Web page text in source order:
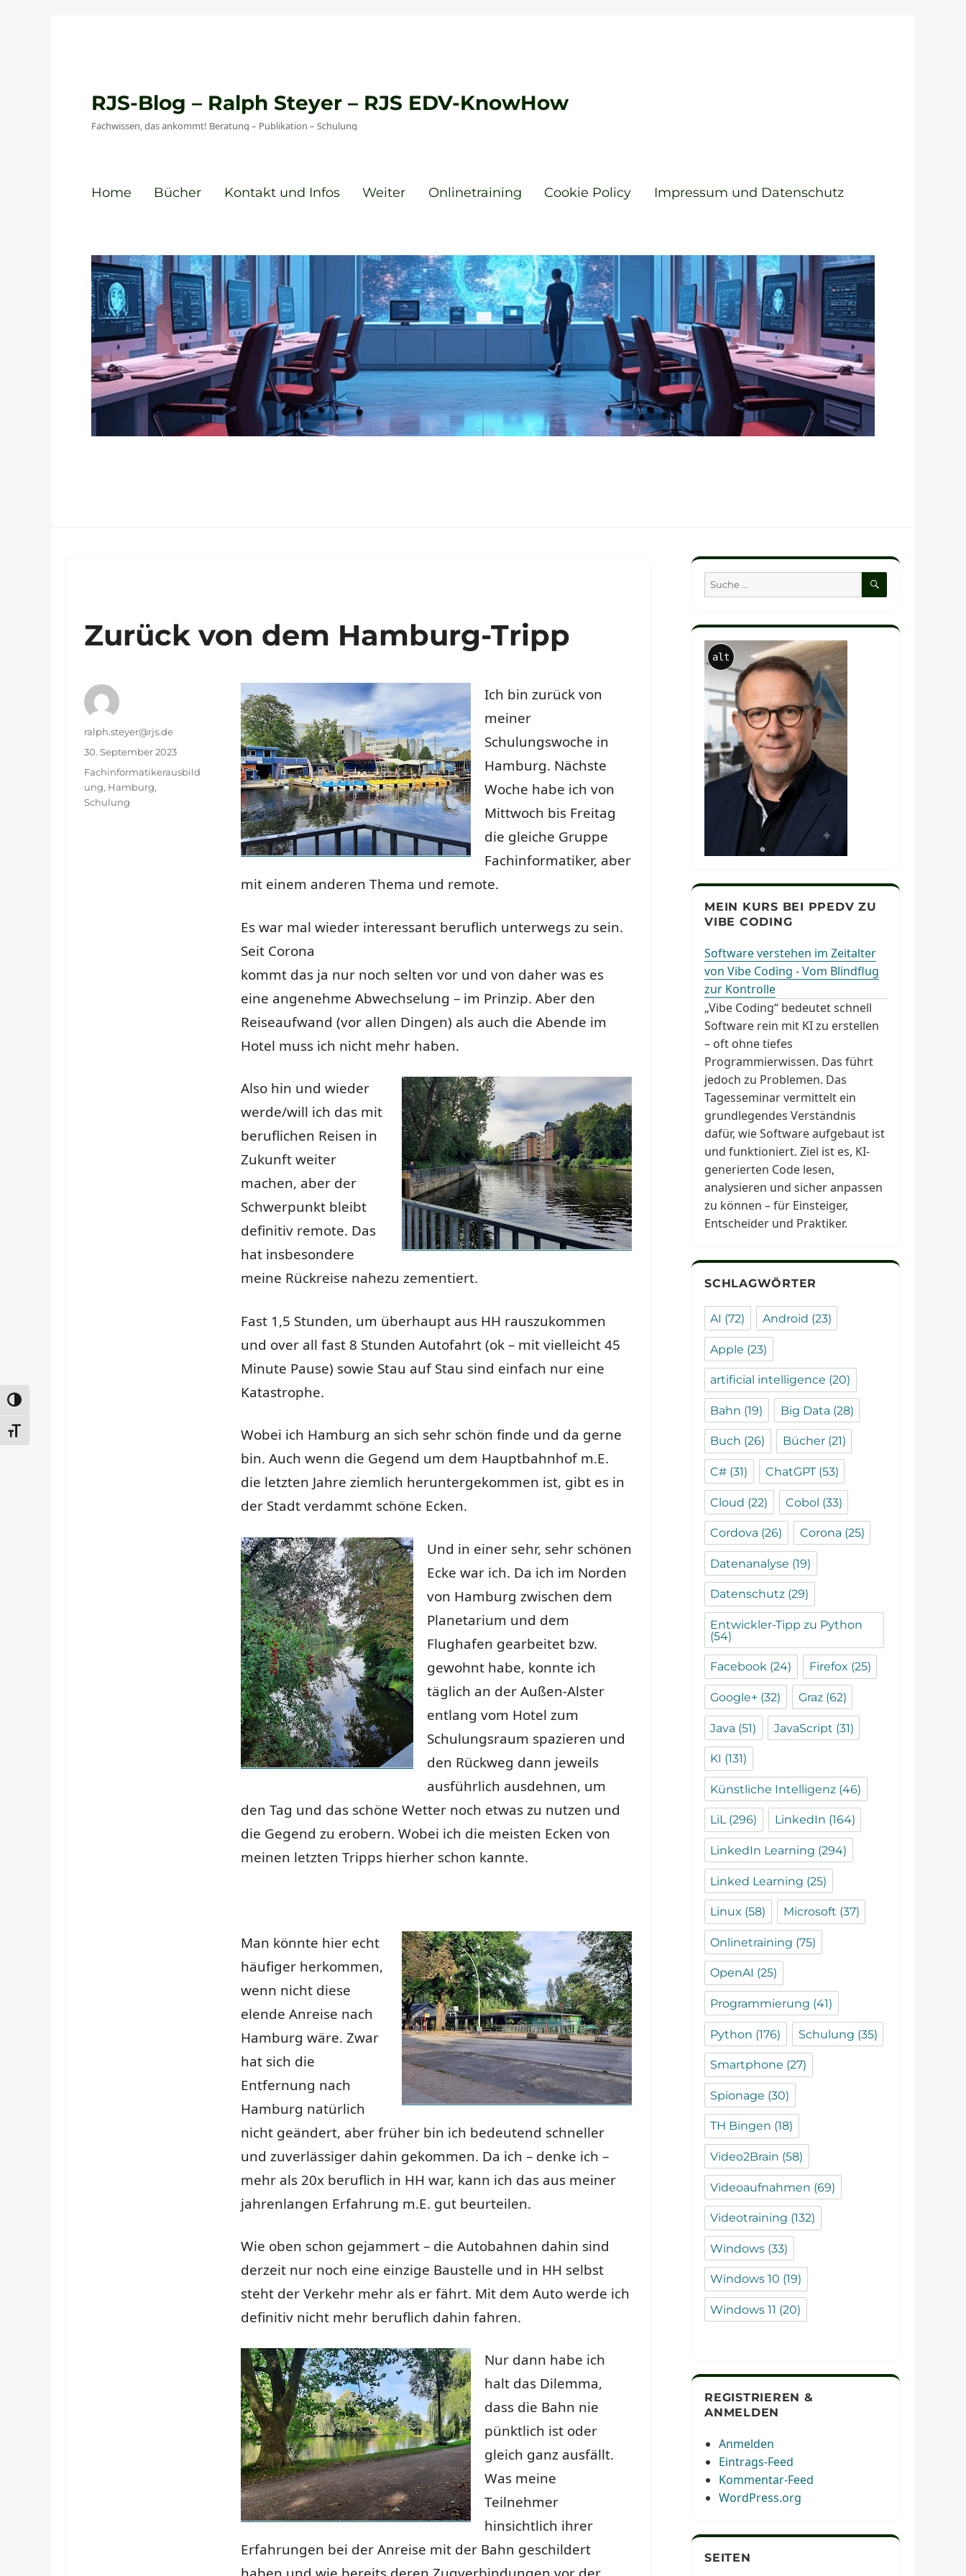
UMSCHALTEN AUF HOHE KONTRASTE
SCHRIFT VERGRÖSSERN
RJS-Blog – Ralph Steyer – RJS EDV-KnowHow
Fachwissen, das ankommt! Beratung – Publikation – Schulung
Home Bücher Kontakt und Infos Weiter Onlinetraining Cookie Policy Impressum und Datenschutz
Zurück von dem Hamburg-Tripp
Ich bin zurück von
meiner
Schulungswoche in
Hamburg. Nächste
Woche habe ich von
Mittwoch bis Freitag
die gleiche Gruppe
Fachinformatiker, aber
mit einem anderen Thema und remote.
Es war mal wieder interessant beruflich unterwegs zu sein.
Seit Corona
kommt das ja nur noch selten vor und von daher was es
eine angenehme Abwechselung – im Prinzip. Aber den
Reiseaufwand (vor allen Dingen) als auch die Abende im
Hotel muss ich nicht mehr haben.
Also hin und wieder
werde/will ich das mit
beruflichen Reisen in
Zukunft weiter
machen, aber der
Schwerpunkt bleibt
definitiv remote. Das
hat insbesondere
meine Rückreise nahezu zementiert.
Fast 1,5 Stunden, um überhaupt aus HH rauszukommen
und over all fast 8 Stunden Autofahrt (ok – mit vielleicht 45
Minute Pause) sowie Stau auf Stau sind einfach nur eine
Katastrophe.
Wobei ich Hamburg an sich sehr schön finde und da gerne
bin. Auch wenn die Gegend um dem Hauptbahnhof m.E.
die letzten Jahre ziemlich heruntergekommen ist, gibt es in
der Stadt verdammt schöne Ecken.
Und in einer sehr, sehr schönen
Ecke war ich. Da ich im Norden
von Hamburg zwischen dem
Planetarium und dem
Flughafen gearbeitet bzw.
gewohnt habe, konnte ich
täglich an der Außen-Alster
entlang vom Hotel zum
Schulungsraum spazieren und
den Rückweg dann jeweils
ausführlich ausdehnen, um
den Tag und das schöne Wetter noch etwas zu nutzen und
die Gegend zu erobern. Wobei ich die meisten Ecken von
meinen letzten Tripps hierher schon kannte.
Man könnte hier echt
häufiger herkommen,
wenn nicht diese
elende Anreise nach
Hamburg wäre. Zwar
hat sich die
Entfernung nach
Hamburg natürlich
nicht geändert, aber früher bin ich bedeutend schneller
und zuverlässiger dahin gekommen. Da ich – denke ich –
mehr als 20x beruflich in HH war, kann ich das aus meiner
jahrenlangen Erfahrung m.E. gut beurteilen.
Wie oben schon gejammert – die Autobahnen dahin sind
derzeit nur noch eine einzige Baustelle und in HH selbst
steht der Verkehr mehr als er fährt. Mit dem Auto werde ich
definitiv nicht mehr beruflich dahin fahren.
Nur dann habe ich
halt das Dilemma,
dass die Bahn nie
pünktlich ist oder
gleich ganz ausfällt.
Was meine
Teilnehmer
hinsichtlich ihrer
Erfahrungen bei der Anreise mit der Bahn geschildert
Autor
ralph.steyer@rjs.de
Veröffentlicht
am
30. September 2023
Schlagwörter
Fachinformatikerausbild
ung, Hamburg,
Schulung
Suche
nach:
SUCHEN
alt
MEIN KURS BEI PPEDV ZU
VIBE CODING
Software verstehen im Zeitalter
von Vibe Coding - Vom Blindflug
zur Kontrolle
„Vibe Coding“ bedeutet schnell
Software rein mit KI zu erstellen
– oft ohne tiefes
Programmierwissen. Das führt
jedoch zu Problemen. Das
Tagesseminar vermittelt ein
grundlegendes Verständnis
dafür, wie Software aufgebaut ist
und funktioniert. Ziel ist es, KI-
generierten Code lesen,
analysieren und sicher anpassen
zu können – für Einsteiger,
Entscheider und Praktiker.
SCHLAGWÖRTER
AI (72) Android (23)
Apple (23)
artificial intelligence (20)
Bahn (19) Big Data (28)
Buch (26) Bücher(21)
C# (31) ChatGPT(53)
Cloud (22) Cobol (33)
Cordova (26) Corona (25)
Datenanalyse (19)
Datenschutz (29)
Entwickler-Tipp zu Python
(54)
Facebook (24) Firefox (25)
Google+ (32) Graz(62)
Java (51) JavaScript (31)
KI (131)
Künstliche Intelligenz (46)
LiL(296) LinkedIn (164)
LinkedIn Learning (294)
Linked Learning (25)
Linux (58) Microsoft (37)
Onlinetraining (75)
OpenAI (25)
Programmierung (41)
Python (176) Schulung (35)
Smartphone (27)
Spionage (30)
TH Bingen (18)
Video2Brain (58)
Videoaufnahmen (69)
Videotraining (132)
Windows (33)
Windows 10 (19)
Windows 11 (20)
REGISTRIEREN &
ANMELDEN
Anmelden
Eintrags-Feed
Kommentar-Feed
WordPress.org
SEITEN